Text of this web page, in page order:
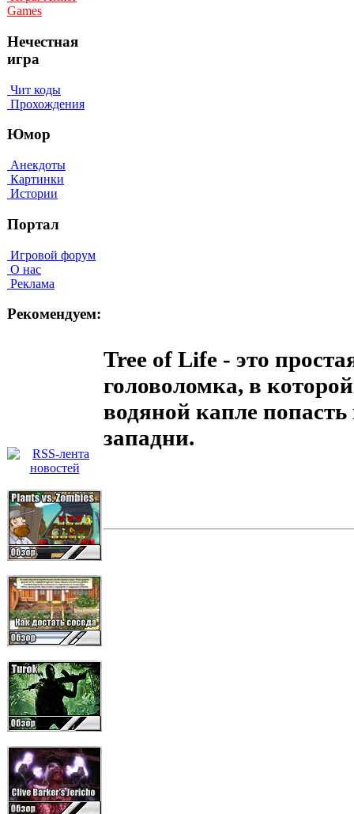
Games
Нечестная
игра
Чит коды
Прохождения
Юмор
Анекдоты
Картинки
Истории
Портал
Игровой форум
О нас
Реклама
Рекомендуем:
Tree of Life - это
головоломка, в
водяной капле
западни.